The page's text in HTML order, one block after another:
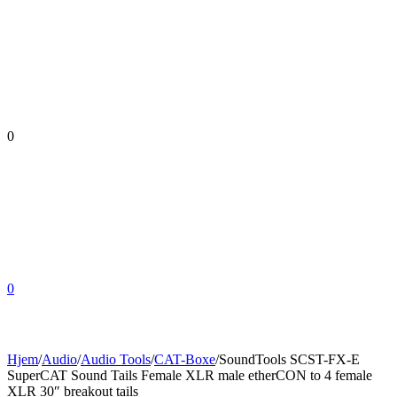
0
0
Hjem/Audio/Audio Tools/CAT-Boxe/SoundTools SCST-FX-E
SuperCAT Sound Tails Female XLR male etherCON to 4 female
XLR 30″ breakout tails